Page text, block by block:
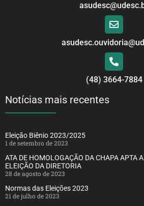
(48) 3664-7884
Notícias mais recentes
Eleição Biênio 2023/2025
1 de setembro de 2023
ATA DE HOMOLOGAÇÃO DA CHAPA APTA
ELEIÇÃO DA DIRETORIA
28 de agosto de 2023
Normas das Eleições 2023
21 de julho de 2023